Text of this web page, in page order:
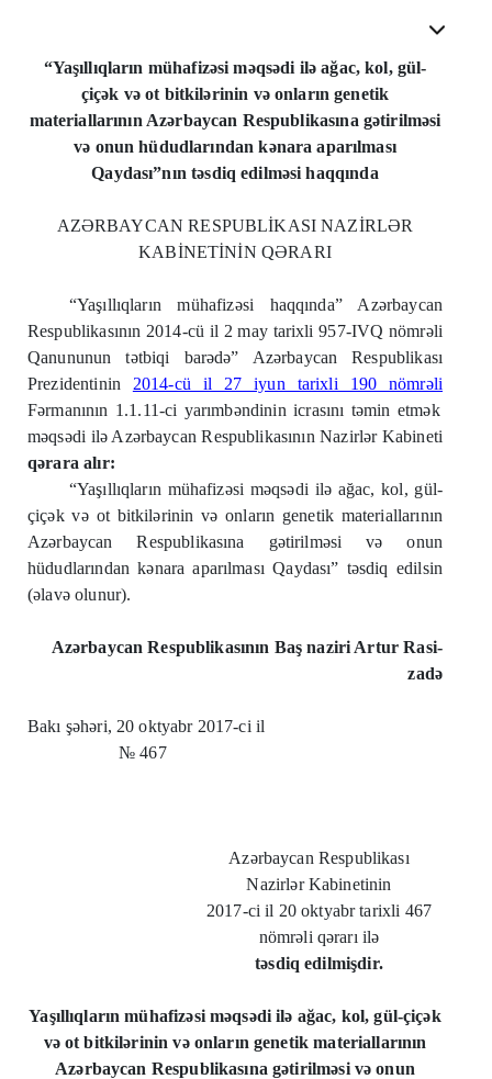
“Yaşıllıqların mühafizəsi məqsədi ilə ağac, kol, gül-
çiçək və ot bitkilərinin və onların genetik
materiallarının Azərbaycan Respublikasına gətirilməsi
və onun hüdudlarından kənara aparılması
Qaydası”nın təsdiq edilməsi haqqında
AZƏRBAYCAN RESPUBLİKASI NAZİRLƏR
KABİNETİNİN QƏRARI
“Yaşıllıqların mühafizəsi haqqında” Azərbaycan
Respublikasının 2014-cü il 2 may tarixli 957-IVQ nömrəli
Qanununun tətbiqi barədə” Azərbaycan Respublikası
Prezidentinin 2014-cü il 27 iyun tarixli 190 nömrəli
Fərmanının 1.1.11-ci yarımbəndinin icrasını təmin etmək
məqsədi ilə Azərbaycan Respublikasının Nazirlər Kabineti
qərara alır:
“Yaşıllıqların mühafizəsi məqsədi ilə ağac, kol, gül-
çiçək və ot bitkilərinin və onların genetik materiallarının
Azərbaycan Respublikasına gətirilməsi və onun
hüdudlarından kənara aparılması Qaydası” təsdiq edilsin
(əlavə olunur).
Azərbaycan Respublikasının Baş naziri Artur Rasi-
zadə
Bakı şəhəri, 20 oktyabr 2017-ci il
№ 467
Azərbaycan Respublikası
Nazirlər Kabinetinin
2017-ci il 20 oktyabr tarixli 467
nömrəli qərarı ilə
təsdiq edilmişdir.
Yaşıllıqların mühafizəsi məqsədi ilə ağac, kol, gül-çiçək
və ot bitkilərinin və onların genetik materiallarının
Azərbaycan Respublikasına gətirilməsi və onun